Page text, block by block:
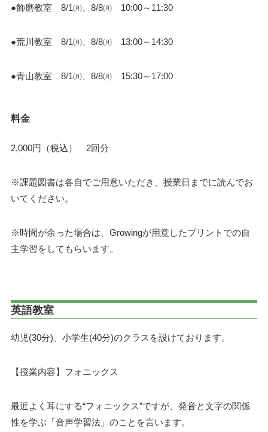
●飾磨教室 8/1㈪、8/8㈪ 10:00～11:30
●荒川教室 8/1㈪、8/8㈪ 13:00～14:30
●青山教室 8/1㈪、8/8㈪ 15:30～17:00
料金
2,000円（税込） 2回分
※課題図書は各自でご用意いただき、授業日までに読んでお
いてください。
※時間が余った場合は、Growingが用意したプリントでの自
主学習をしてもらいます。
英語教室
幼児(30分)、小学生(40分)のクラスを設けております。
【授業内容】フォニックス
最近よく耳にする“フォニックス”ですが、発音と文字の関係
性を学ぶ「音声学習法」のことを言います。